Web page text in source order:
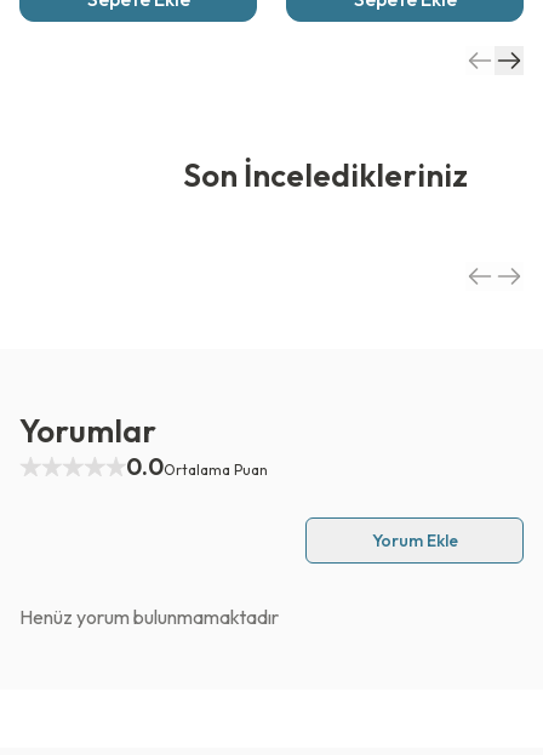
Son İnceledikleriniz
Yorumlar
0.0Ortalama Puan
Yorum Ekle
Henüz yorum bulunmamaktadır